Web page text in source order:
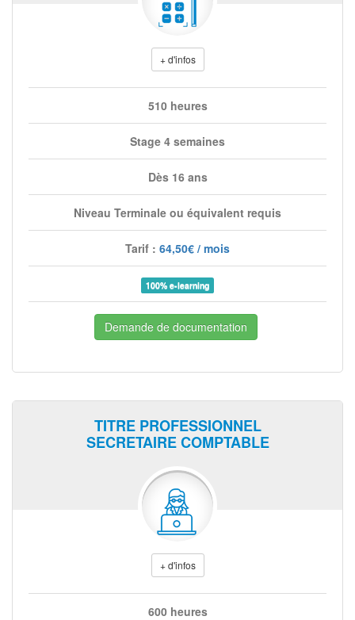
+ d'infos
510 heures
Stage 4 semaines
Dès 16 ans
Niveau Terminale ou équivalent requis
Tarif : 64,50€ / mois
100% e-learning
Demande de documentation
TITRE PROFESSIONNEL
SECRETAIRE COMPTABLE
+ d'infos
600 heures